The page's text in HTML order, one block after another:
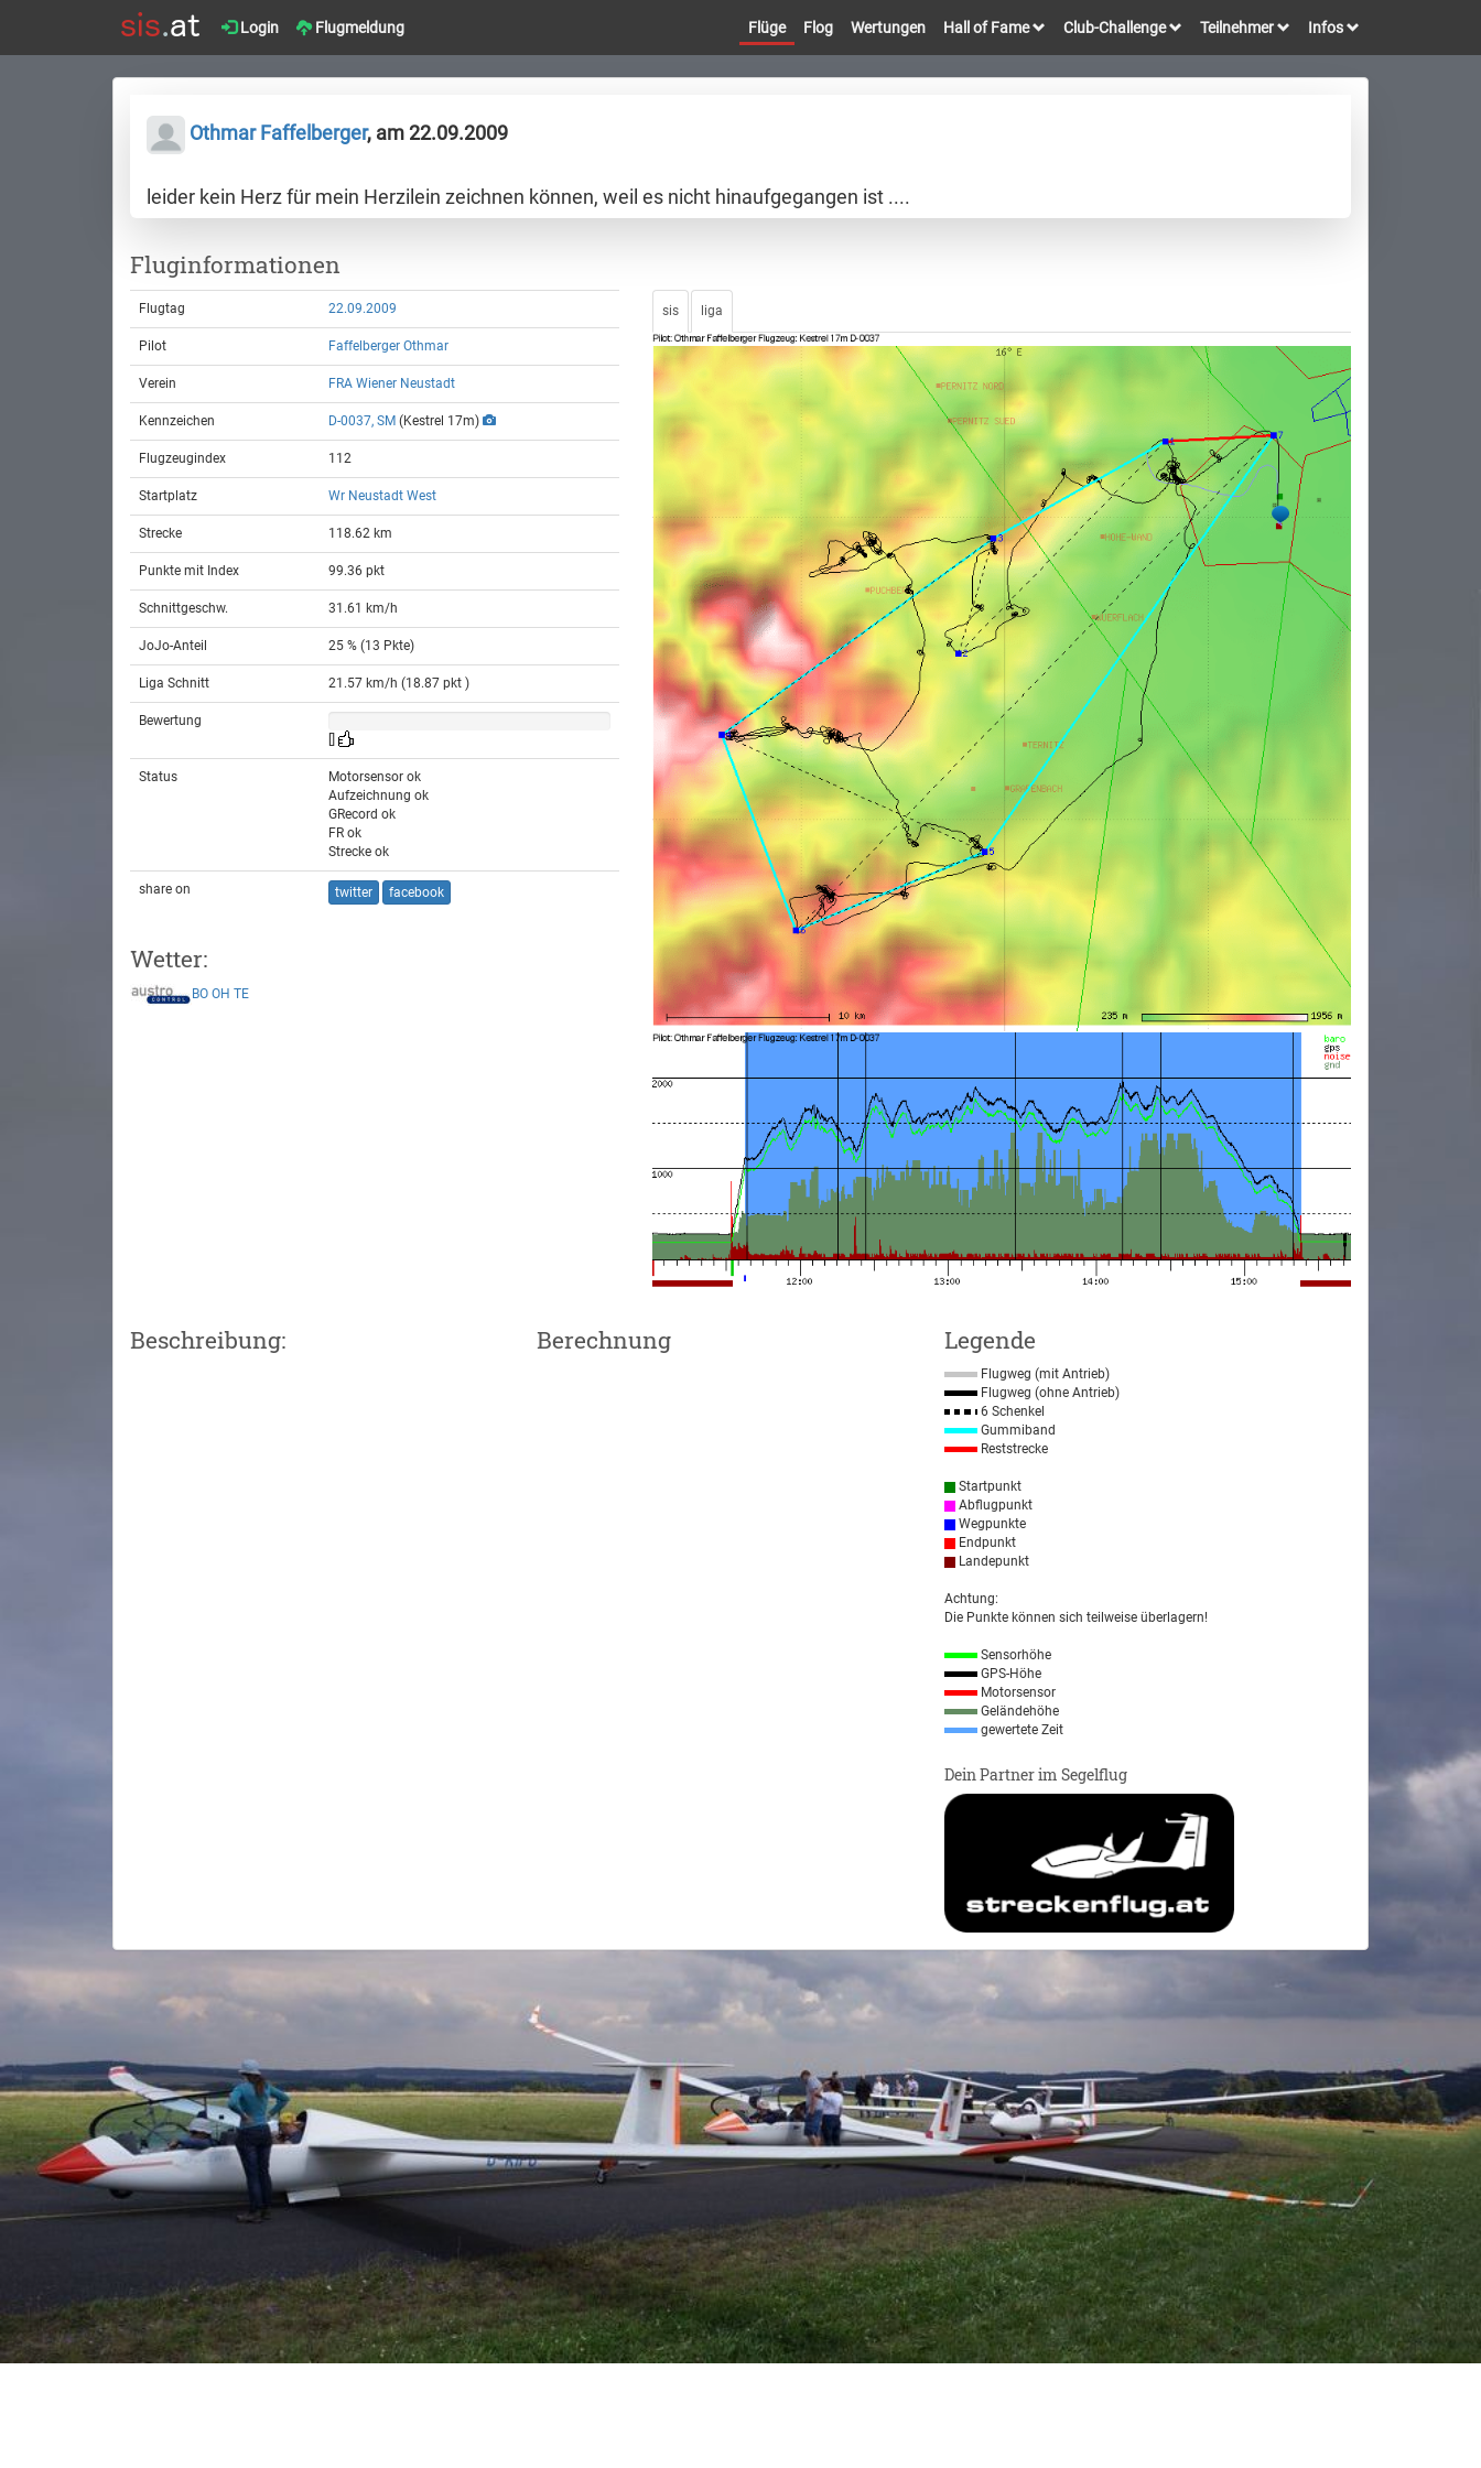
Login Flugmeldung Flüge Flog Wertungen Hall of Fame Club-Challenge Teilnehmer Infos
Othmar Faffelberger, am 22.09.2009
leider kein Herz für mein Herzilein zeichnen können, weil es nicht hinaufgegangen ist ....
Fluginformationen
Flugtag 22.09.2009
Pilot Faffelberger Othmar
Verein FRA Wiener Neustadt
Kennzeichen D-0037, SM (Kestrel 17m)
Flugzeugindex 112
Startplatz Wr Neustadt West
Strecke 118.62 km
Punkte mit Index 99.36 pkt
Schnittgeschw. 31.61 km/h
JoJo-Anteil 25 % (13 Pkte)
Liga Schnitt 21.57 km/h (18.87 pkt )
Bewertung
[]
Status
Motorsensor ok
Aufzeichnung ok
GRecord ok
FR ok
Strecke ok
share on twitter facebook
Wetter:
BO OH TE
sis liga
Beschreibung: Berechnung Legende
Flugweg (mit Antrieb)
Flugweg (ohne Antrieb)
6 Schenkel
Gummiband
Reststrecke
Startpunkt
Abflugpunkt
Wegpunkte
Endpunkt
Landepunkt
Achtung:
Die Punkte können sich teilweise überlagern!
Sensorhöhe
GPS-Höhe
Motorsensor
Geländehöhe
gewertete Zeit
Dein Partner im Segelflug